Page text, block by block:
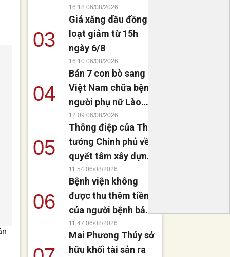
rút ngắn 40 km kết
nối vùng
16:18 06/08/2026
03
Giá xăng dầu đồng
loạt giảm từ 15h
ngày 6/8
16:10 06/08/2026
04
Bán 7 con bò sang
Việt Nam chữa bệnh,
người phụ nữ Lào
đứng dậy sau 8
tháng liệt giường
12:09 06/08/2026
05
Thông điệp của Thủ
tướng Chính phủ về
quyết tâm xây dựng
không gian mạng an
toàn, tin cậy và nhân
văn
11:54 06/08/2026
06
Bệnh viện không
được thu thêm tiền
của người bệnh bảo
hiểm y tế nếu không
đăng ký khám theo
yêu cầu
11:47 06/08/2026
Mai Phương Thúy sở
hữu khối tài sản ra